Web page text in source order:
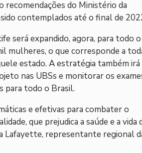
recomendações do Ministério da
contemplados até o final de
será expandido, agora, para todo o
mulheres, o que corresponde a
estado. A estratégia também irá
nas UBSs e monitorar os
para todo o Brasil.
e efetivas para combater o
que prejudica a saúde e a vida
Lafayette, representante regional